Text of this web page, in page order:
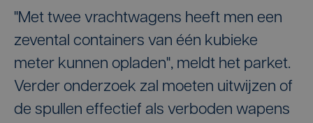
"Met twee vrachtwagens heeft men een
zevental containers van één kubieke
meter kunnen opladen", meldt het parket.
Verder onderzoek zal moeten uitwijzen of
de spullen effectief als verboden wapens